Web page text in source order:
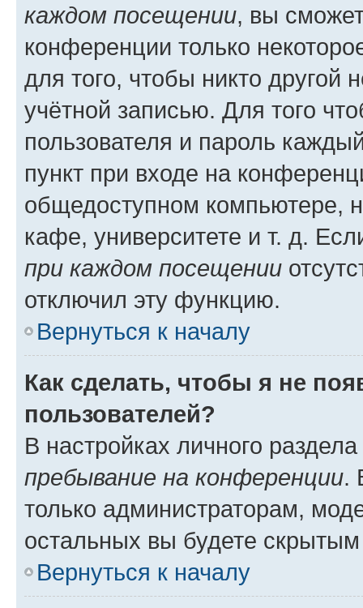
каждом посещении, вы
конференции только
для того, чтобы никто другой
учётной записью. Для того
пользователя и пароль
пункт при входе на
общедоступном компьютере,
кафе, университете и т. д.
при каждом посещении
отключил эту функцию.
Вернуться к началу
Как сделать, чтобы я не
пользователей?
В настройках личного
пребывание на конференции.
только администраторам,
остальных вы будете
Вернуться к началу